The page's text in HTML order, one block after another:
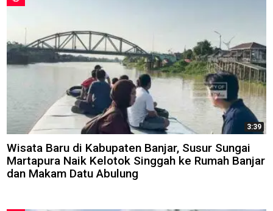
3:39
Wisata Baru di Kabupaten Banjar, Susur Sungai
Martapura Naik Kelotok Singgah ke Rumah Banjar
dan Makam Datu Abulung